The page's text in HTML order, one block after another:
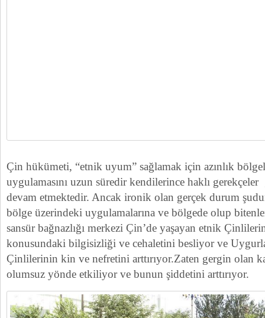
Çin hükümeti, “etnik uyum” sağlamak için azınlık
uygulamasını uzun süredir kendilerince haklı
devam etmektedir. Ancak ironik olan gerçek durum
bölge üzerindeki uygulamalarına ve bölgede olup
sansür bağnazlığı merkezi Çin’de yaşayan etnik
konusundaki bilgisizliği ve cehaletini besliyor ve
Çinlilerinin kin ve nefretini arttırıyor.Zaten gergin olan
olumsuz yönde etkiliyor ve bunun şiddetini arttırıyor.